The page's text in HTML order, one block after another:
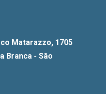
Matarazzo, 1705
Branca - São